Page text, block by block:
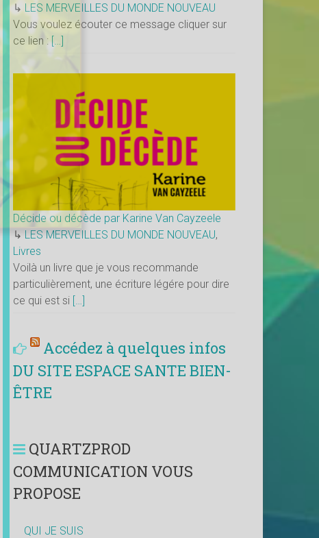
↳ LES MERVEILLES DU MONDE NOUVEAU
Vous voulez écouter ce message cliquer sur
ce lien :[…]
Décide ou décède par Karine Van Cayzeele
↳ LES MERVEILLES DU MONDE NOUVEAU,
Livres
Voilà un livre que je vous recommande
particulièrement, une écriture légére pour dire
ce qui est si […]
Accédez à quelques infos
DU SITE ESPACE SANTE BIEN-
ÊTRE
QUARTZPROD
COMMUNICATION VOUS
PROPOSE
QUI JE SUIS